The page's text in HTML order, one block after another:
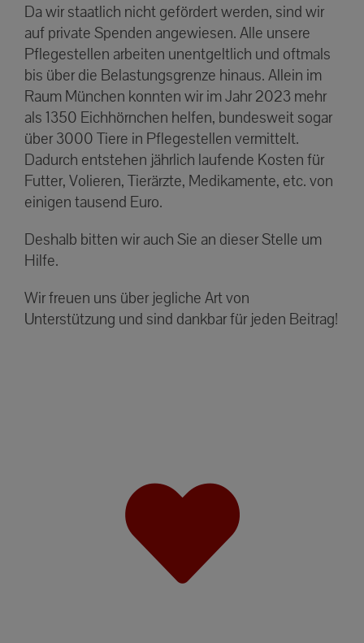
Da wir staatlich nicht gefördert werden, sind wir
auf private Spenden angewiesen. Alle unsere
Pflegestellen arbeiten unentgeltlich und oftmals
bis über die Belastungsgrenze hinaus. Allein im
Raum München konnten wir im Jahr 2023 mehr
als 1350 Eichhörnchen helfen, bundesweit sogar
über 3000 Tiere in Pflegestellen vermittelt.
Dadurch entstehen jährlich laufende Kosten für
Futter, Volieren, Tierärzte, Medikamente, etc. von
einigen tausend Euro.
Deshalb bitten wir auch Sie an dieser Stelle um
Hilfe.
Wir freuen uns über jegliche Art von
Unterstützung und sind dankbar für jeden Beitrag!